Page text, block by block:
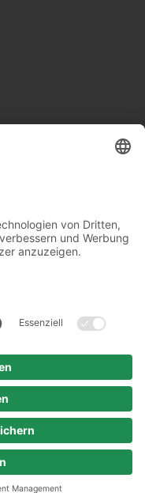
service AG & Co. KG